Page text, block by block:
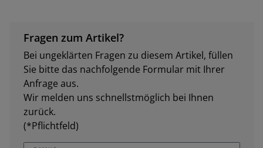
Fragen zum Artikel?
Bei ungeklärten Fragen zu diesem Artikel, füllen
Sie bitte das nachfolgende Formular mit Ihrer
Anfrage aus.
Wir melden uns schnellstmöglich bei Ihnen
zurück.
(*Pflichtfeld)